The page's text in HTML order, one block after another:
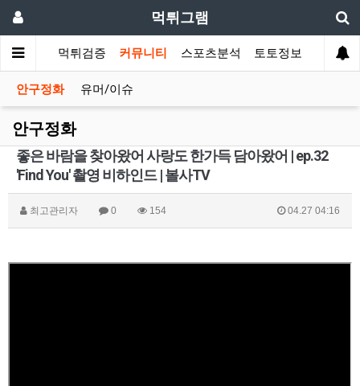
먹튀그램
먹튀검증 커뮤니티 스포츠분석 토토정보
안구정화 유머/이슈
안구정화
좋은 바람을 찾아왔어 사랑도 한가득 담아왔어 | ep.32
'Find You' 촬영 비하인드 | 볼사TV
최고관리자 0 154 04.27 04:16